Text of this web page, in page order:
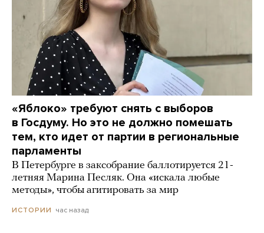
«Яблоко» требуют снять с выборов
в Госдуму. Но это не должно помешать
тем, кто идет от партии в региональные
парламенты
В Петербурге в заксобрание баллотируется 21-
летняя Марина Песляк. Она «искала любые
методы», чтобы агитировать за мир
ИСТОРИИ час назад